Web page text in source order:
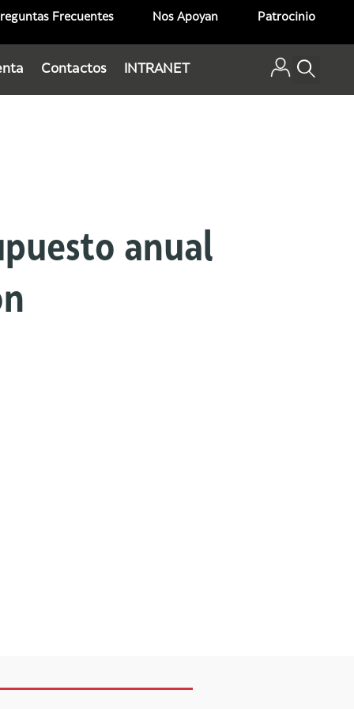
Frecuentes Nos Apoyan Patrocinio
Contactos INTRANET
anual